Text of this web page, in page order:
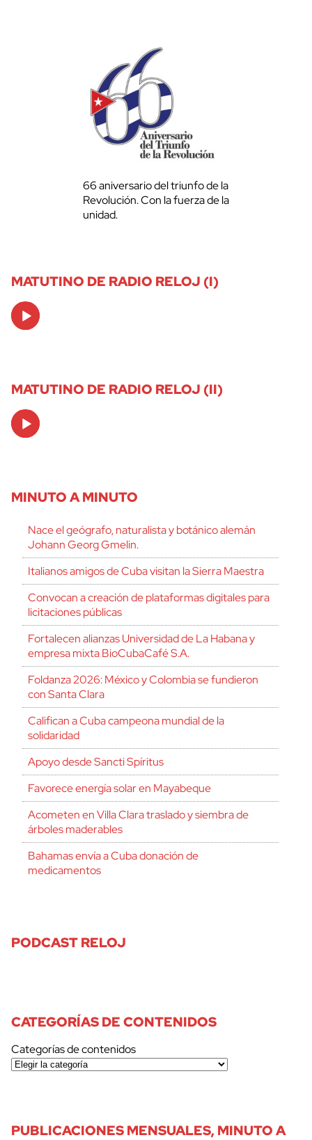
66 aniversario del triunfo de la
Revolución. Con la fuerza de la
unidad.
MATUTINO DE RADIO RELOJ (I)
Audio
Player
MATUTINO DE RADIO RELOJ (II)
Audio
Player
MINUTO A MINUTO
Nace el geógrafo, naturalista y botánico alemán
Johann Georg Gmelin.
Italianos amigos de Cuba visitan la Sierra Maestra
Convocan a creación de plataformas digitales para
licitaciones públicas
Fortalecen alianzas Universidad de La Habana y
empresa mixta BioCubaCafé S.A.
Foldanza 2026: México y Colombia se fundieron
con Santa Clara
Califican a Cuba campeona mundial de la
solidaridad
Apoyo desde Sancti Spíritus
Favorece energía solar en Mayabeque
Acometen en Villa Clara traslado y siembra de
árboles maderables
Bahamas envía a Cuba donación de
medicamentos
PODCAST RELOJ
CATEGORÍAS DE CONTENIDOS
Categorías de contenidos
PUBLICACIONES MENSUALES, MINUTO A